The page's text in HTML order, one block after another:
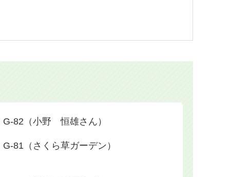
G-82（小野 恒雄さん）
G-81（さくら草ガーデン）